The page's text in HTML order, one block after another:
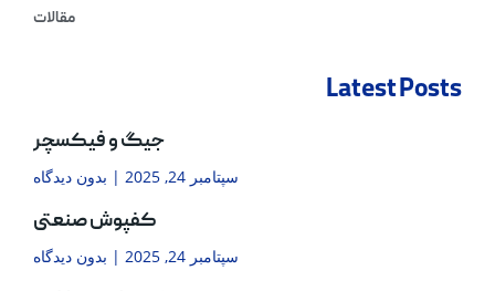
مقالات
Latest Posts
جیگ و فیکسچر
سپتامبر 24, 2025 بدون دیدگاه
کفپوش صنعتی
سپتامبر 24, 2025 بدون دیدگاه